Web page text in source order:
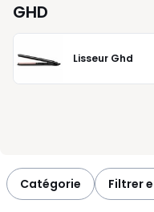
consultés
GHD
Lisseur Ghd
Catégorie Filtrer